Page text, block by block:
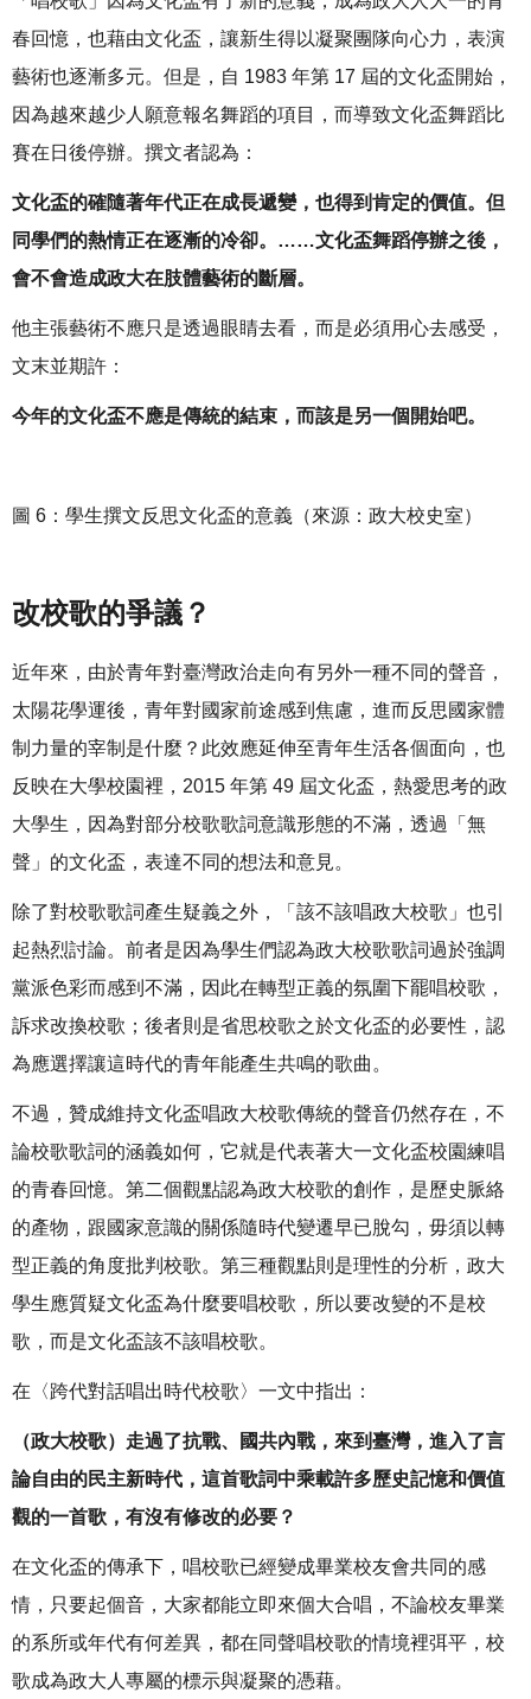
春回憶，也藉由文化盃，讓新生得以凝聚團隊向心力，表演
藝術也逐漸多元。但是，自 1983 年第 17 屆的文化盃開始，
因為越來越少人願意報名舞蹈的項目，而導致文化盃舞蹈比
賽在日後停辦。撰文者認為：
文化盃的確隨著年代正在成長遞變，也得到肯定的價值。但
同學們的熱情正在逐漸的冷卻。……文化盃舞蹈停辦之後，
會不會造成政大在肢體藝術的斷層。
他主張藝術不應只是透過眼睛去看，而是必須用心去感受，
文末並期許：
今年的文化盃不應是傳統的結束，而該是另一個開始吧。
圖 6：學生撰文反思文化盃的意義（來源：政大校史室）
改校歌的爭議？
近年來，由於青年對臺灣政治走向有另外一種不同的聲音，
太陽花學運後，青年對國家前途感到焦慮，進而反思國家體
制力量的宰制是什麼？此效應延伸至青年生活各個面向，也
反映在大學校園裡，2015 年第 49 屆文化盃，熱愛思考的政
大學生，因為對部分校歌歌詞意識形態的不滿，透過「無
聲」的文化盃，表達不同的想法和意見。
除了對校歌歌詞產生疑義之外，「該不該唱政大校歌」也引
起熱烈討論。前者是因為學生們認為政大校歌歌詞過於強調
黨派色彩而感到不滿，因此在轉型正義的氛圍下罷唱校歌，
訴求改換校歌；後者則是省思校歌之於文化盃的必要性，認
為應選擇讓這時代的青年能產生共鳴的歌曲。
不過，贊成維持文化盃唱政大校歌傳統的聲音仍然存在，不
論校歌歌詞的涵義如何，它就是代表著大一文化盃校園練唱
的青春回憶。第二個觀點認為政大校歌的創作，是歷史脈絡
的產物，跟國家意識的關係隨時代變遷早已脫勾，毋須以轉
型正義的角度批判校歌。第三種觀點則是理性的分析，政大
學生應質疑文化盃為什麼要唱校歌，所以要改變的不是校
歌，而是文化盃該不該唱校歌。
在〈跨代對話唱出時代校歌〉一文中指出：
（政大校歌）走過了抗戰、國共內戰，來到臺灣，進入了言
論自由的民主新時代，這首歌詞中乘載許多歷史記憶和價值
觀的一首歌，有沒有修改的必要？
在文化盃的傳承下，唱校歌已經變成畢業校友會共同的感
情，只要起個音，大家都能立即來個大合唱，不論校友畢業
的系所或年代有何差異，都在同聲唱校歌的情境裡弭平，校
歌成為政大人專屬的標示與凝聚的憑藉。